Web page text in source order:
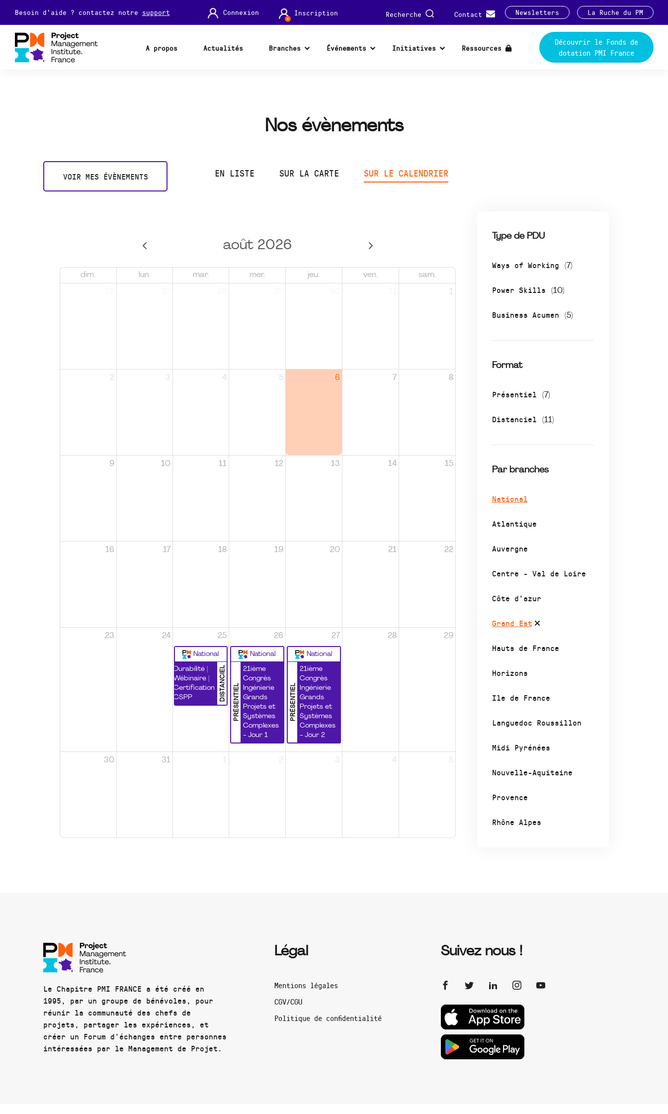
Besoin d'aide ? contactez notre support Connexion Inscription Recherche Contact Newsletters La Ruche du PM
A propos Actualités Branches Événements Initiatives Ressources
Découvrir le Fonds de
dotation PMI France
Nos évènements
VOIR MES ÉVÈNEMENTS EN LISTE SUR LA CARTE SUR LE CALENDRIER
Type de PDU
Ways of Working (7)
Power Skills (10)
Business Acumen (5)
Format
Présentiel (7)
Distanciel (11)
Par branches
National
Atlantique
Auvergne
Centre - Val de Loire
Côte d’azur
Grand Est
Hauts de France
Horizons
Ile de France
Languedoc Roussillon
Midi Pyrénées
Nouvelle-Aquitaine
Provence
Rhône Alpes
août 2026
dim. lun. mar. mer. jeu. ven. sam.
1
2 3 4 5 6 7 8
9 10 11 12 13 14 15
16 17 18 19 20 21 22
23 24 25
National
DISTANCIEL
Durabilité |
Wébinaire |
Certification
CSPP
26
National
PRÉSENTIEL
21ième
Congrès
Ingénierie
Grands
Projets et
Systèmes
Complexes
- Jour 1
27
National
PRÉSENTIEL
21ième
Congrès
Ingénierie
Grands
Projets et
Systèmes
Complexes
- Jour 2
28 29
30 31 1 2 3 4 5
Le Chapitre PMI FRANCE a été créé en
1995, par un groupe de bénévoles, pour
réunir la communauté des chefs de
projets, partager les expériences, et
créer un Forum d'échanges entre personnes
intéressées par le Management de Projet.
Légal
Mentions légales
CGV/CGU
Politique de confidentialité
Suivez nous !